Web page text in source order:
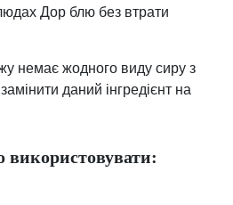
Дор блю без втрати
немає жодного виду сиру з
даний інгредієнт на